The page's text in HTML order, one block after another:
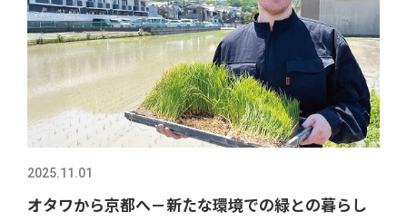
2025.11.01
オタワから京都へ－新たな環境での緑との暮らし